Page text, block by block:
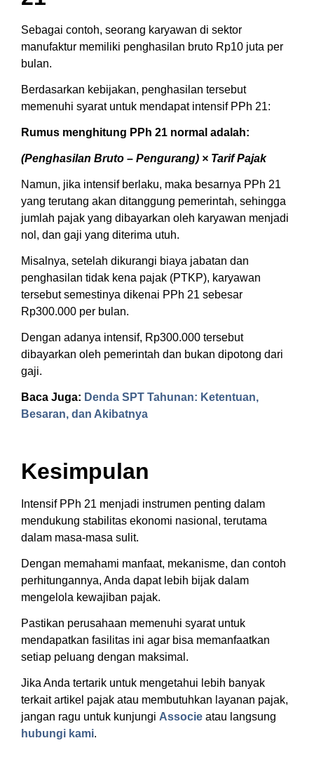
Sebagai contoh, seorang karyawan di sektor
manufaktur memiliki penghasilan bruto Rp10 juta per
bulan.
Berdasarkan kebijakan, penghasilan tersebut
memenuhi syarat untuk mendapat intensif PPh 21:
Rumus menghitung PPh 21 normal adalah:
(Penghasilan Bruto – Pengurang) × Tarif Pajak
Namun, jika intensif berlaku, maka besarnya PPh 21
yang terutang akan ditanggung pemerintah, sehingga
jumlah pajak yang dibayarkan oleh karyawan menjadi
nol, dan gaji yang diterima utuh.
Misalnya, setelah dikurangi biaya jabatan dan
penghasilan tidak kena pajak (PTKP), karyawan
tersebut semestinya dikenai PPh 21 sebesar
Rp300.000 per bulan.
Dengan adanya intensif, Rp300.000 tersebut
dibayarkan oleh pemerintah dan bukan dipotong dari
gaji.
Baca Juga: Denda SPT Tahunan: Ketentuan,
Besaran, dan Akibatnya
Kesimpulan
Intensif PPh 21 menjadi instrumen penting dalam
mendukung stabilitas ekonomi nasional, terutama
dalam masa-masa sulit.
Dengan memahami manfaat, mekanisme, dan contoh
perhitungannya, Anda dapat lebih bijak dalam
mengelola kewajiban pajak.
Pastikan perusahaan memenuhi syarat untuk
mendapatkan fasilitas ini agar bisa memanfaatkan
setiap peluang dengan maksimal.
Jika Anda tertarik untuk mengetahui lebih banyak
terkait artikel pajak atau membutuhkan layanan pajak,
jangan ragu untuk kunjungi Associe atau langsung
hubungi kami.